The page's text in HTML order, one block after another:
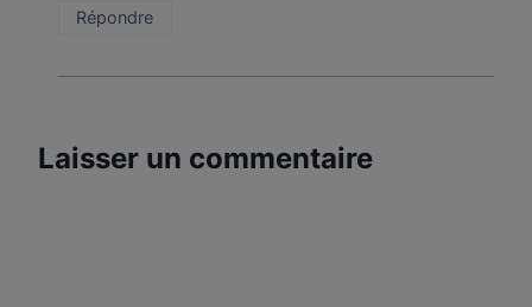
Répondre
Laisser un commentaire